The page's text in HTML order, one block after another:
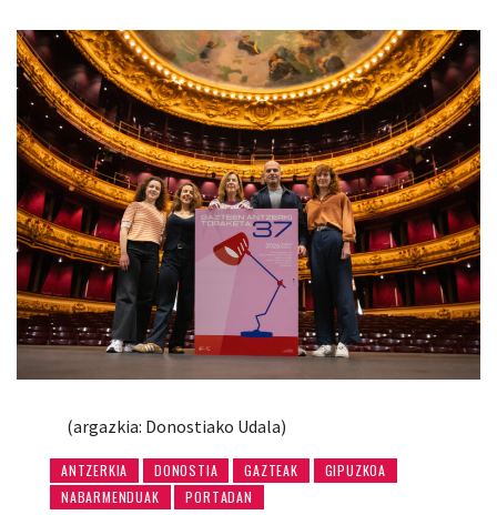
(argazkia: Donostiako Udala)
ANTZERKIA DONOSTIA GAZTEAK
GIPUZKOA
NABARMENDUAK
PORTADAN